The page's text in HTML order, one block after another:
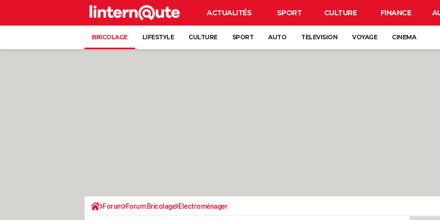
ACTUALITÉS SPORT CULTURE FINANCE
BRICOLAGE LIFESTYLE CULTURE SPORT AUTO TELEVISION VOYAGE CINEMA
Forum Forum Bricolage Electroménager